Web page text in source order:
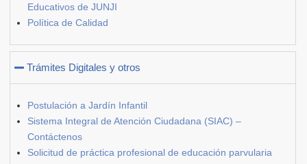
Educativos de JUNJI
Política de Calidad
Trámites Digitales y otros
Postulación a Jardín Infantil
Sistema Integral de Atención Ciudadana (SIAC) –
Contáctenos
Solicitud de práctica profesional de educación parvularia